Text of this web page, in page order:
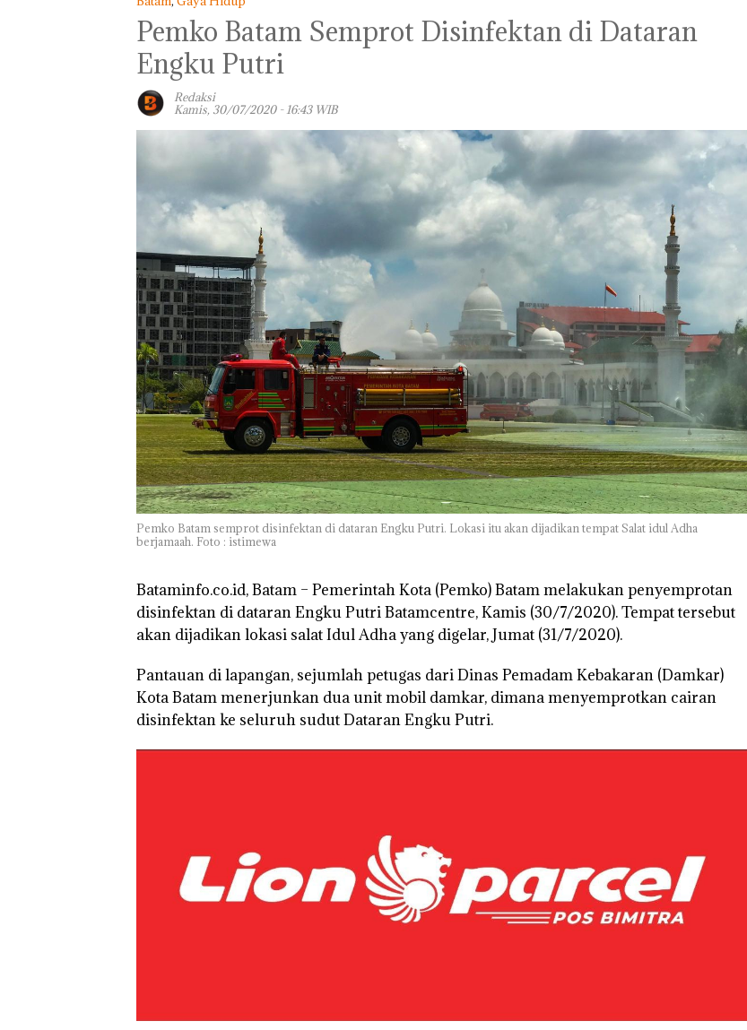
Pemko Batam Semprot Disinfektan di Dataran
Engku Putri
Redaksi
Kamis, 30/07/2020 - 16:43 WIB
Pemko Batam semprot disinfektan di dataran Engku Putri. Lokasi itu akan dijadikan tempat Salat idul Adha
berjamaah. Foto : istimewa
Bataminfo.co.id, Batam – Pemerintah Kota (Pemko) Batam melakukan penyemprotan
disinfektan di dataran Engku Putri Batamcentre, Kamis (30/7/2020). Tempat tersebut
akan dijadikan lokasi salat Idul Adha yang digelar, Jumat (31/7/2020).
Pantauan di lapangan, sejumlah petugas dari Dinas Pemadam Kebakaran (Damkar)
Kota Batam menerjunkan dua unit mobil damkar, dimana menyemprotkan cairan
disinfektan ke seluruh sudut Dataran Engku Putri.